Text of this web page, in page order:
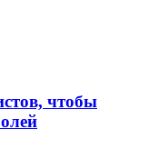
чтобы